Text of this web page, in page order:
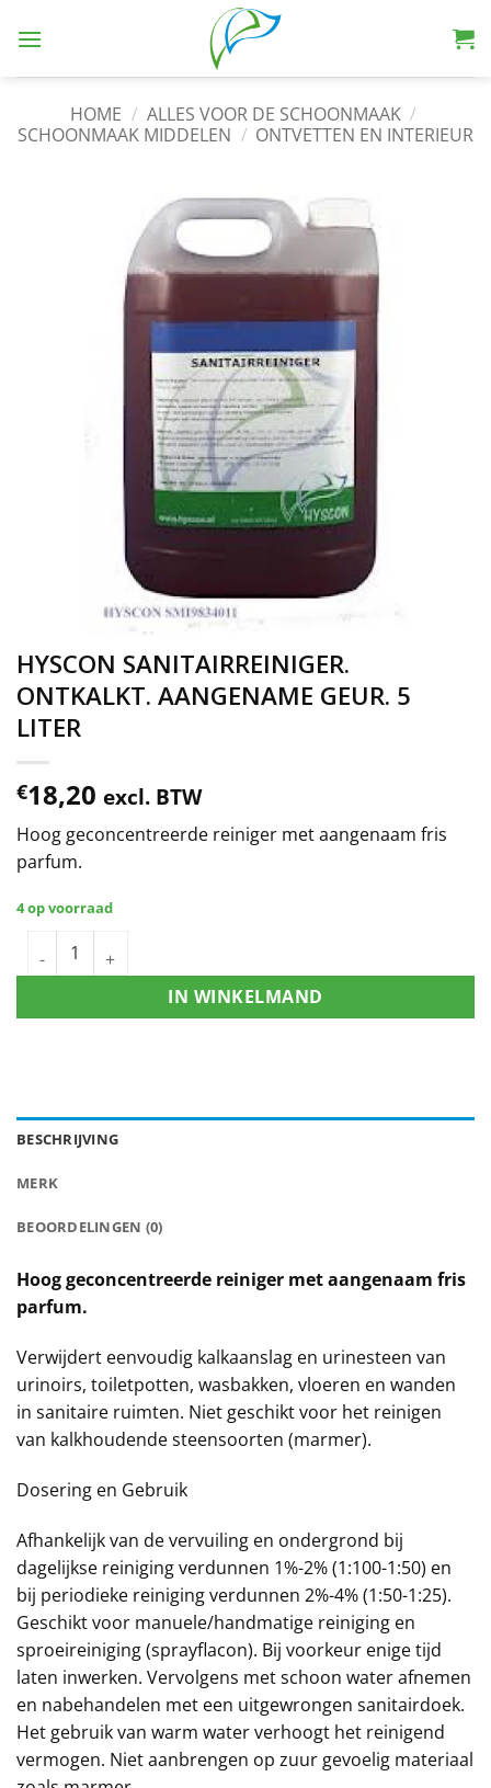
HOME / ALLES VOOR DE SCHOONMAAK /
SCHOONMAAK MIDDELEN / ONTVETTEN EN INTERIEUR
HYSCON SANITAIRREINIGER.
ONTKALKT. AANGENAME GEUR. 5
LITER
€18,20 excl. BTW
Hoog geconcentreerde reiniger met aangenaam fris
parfum.
4 op voorraad
IN WINKELMAND
BESCHRIJVING
MERK
BEOORDELINGEN (0)
Hoog geconcentreerde reiniger met aangenaam fris
parfum.
Verwijdert eenvoudig kalkaanslag en urinesteen van
urinoirs, toiletpotten, wasbakken, vloeren en wanden
in sanitaire ruimten. Niet geschikt voor het reinigen
van kalkhoudende steensoorten (marmer).
Dosering en Gebruik
Afhankelijk van de vervuiling en ondergrond bij
dagelijkse reiniging verdunnen 1%-2% (1:100-1:50) en
bij periodieke reiniging verdunnen 2%-4% (1:50-1:25).
Geschikt voor manuele/handmatige reiniging en
sproeireiniging (sprayflacon). Bij voorkeur enige tijd
laten inwerken. Vervolgens met schoon water afnemen
en nabehandelen met een uitgewrongen sanitairdoek.
Het gebruik van warm water verhoogt het reinigend
vermogen. Niet aanbrengen op zuur gevoelig materiaal